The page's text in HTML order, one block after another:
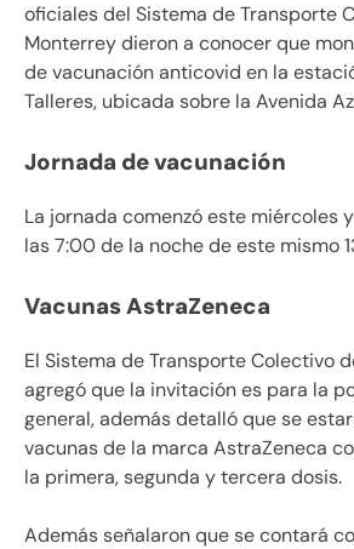
oficiales del Sistema de Transporte
Monterrey dieron a conocer que
de vacunación anticovid en la
Talleres, ubicada sobre la Avenida
Jornada de vacunación
La jornada comenzó este miércoles
las 7:00 de la noche de este mismo
Vacunas AstraZeneca
El Sistema de Transporte Colectivo
agregó que la invitación es para la
general, además detalló que se
vacunas de la marca AstraZeneca
la primera, segunda y tercera dosis.
Además señalaron que se contará